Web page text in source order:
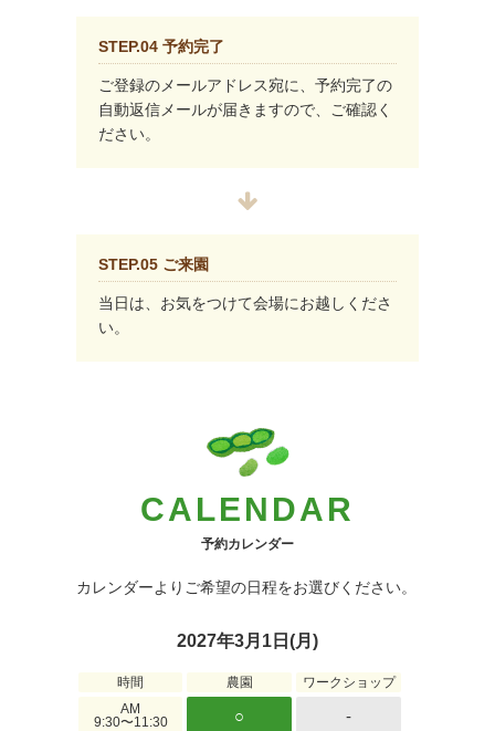
STEP.04 予約完了
ご登録のメールアドレス宛に、予約完了の
自動返信メールが届きますので、ご確認く
ださい。
STEP.05 ご来園
当日は、お気をつけて会場にお越しくださ
い。
CALENDAR
予約カレンダー
カレンダーよりご希望の日程をお選びください。
2027年3月1日(月)
時間 農園
ワークショップ
AM
9:30〜11:30
○ -